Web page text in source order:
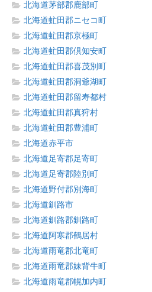
北海道茅部郡鹿部町
北海道虻田郡ニセコ町
北海道虻田郡京極町
北海道虻田郡倶知安町
北海道虻田郡喜茂別町
北海道虻田郡洞爺湖町
北海道虻田郡留寿都村
北海道虻田郡真狩村
北海道虻田郡豊浦町
北海道赤平市
北海道足寄郡足寄町
北海道足寄郡陸別町
北海道野付郡別海町
北海道釧路市
北海道釧路郡釧路町
北海道阿寒郡鶴居村
北海道雨竜郡北竜町
北海道雨竜郡妹背牛町
北海道雨竜郡幌加内町